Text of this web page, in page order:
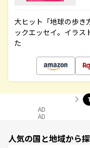
大ヒット「地球の歩き
ックエッセイ。イラス
た
1
AD
AD
人気の国と地域から